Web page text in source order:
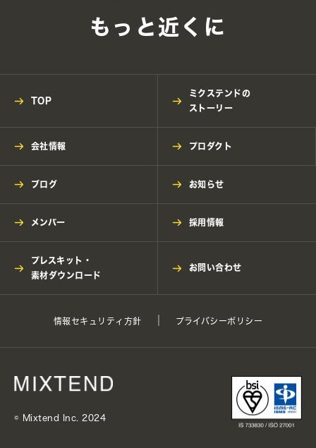
もっと近くに
TOP
ミクステンドの
ストーリー
会社情報 プロダクト
ブログ お知らせ
メンバー 採用情報
プレスキット・
素材ダウンロード
お問い合わせ
情報セキュリティ方針 プライバシーポリシー
©︎ Mixtend Inc. 2024